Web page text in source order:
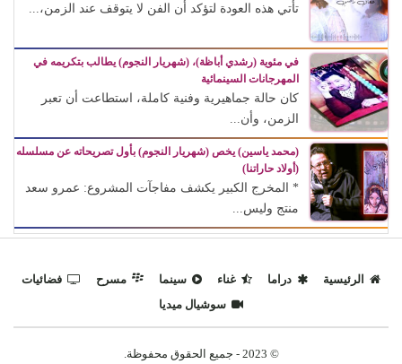
تأتي هذه العودة لتؤكد أن الفن لا يتوقف عند الزمن،...
في مئوية (رشدي أباظة)، (شهريار النجوم) يطالب بتكريمه في
المهرجانات السينمائية
كان حالة جماهيرية وفنية كاملة، استطاعت أن تعبر
الزمن، وأن...
(محمد ياسين) يخص (شهريار النجوم) بأول تصريحاته عن مسلسله
(أولاد حاراتنا)
* المخرج الكبير يكشف مفاجآت المشروع: عمرو سعد
منتج وليس...
الرئيسية دراما غناء سينما مسرح
فضائيات
سوشيال ميديا
© 2023 - جميع الحقوق محفوظة.